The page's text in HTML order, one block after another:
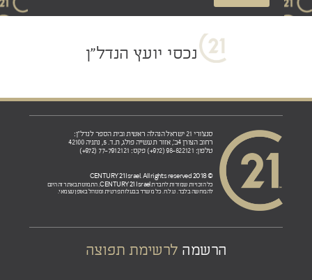
נכסי יועץ הנדל"ן
סנצ'ורי 21 ישראל הנהלה ראשית ובית הספר לנדל"ן:
רחוב הצורן 4ב', אזור תעשייה פולג, ת.ד. 5, נתניה 42100
טלפון: 98-822121 (972+) פקס: 77-7912121 (972+)
© 2018 CENTURY 21 Israel. All rights reserved
כל הזכויות שמורות לחברת CENTURY 21 Israel. התמונות באתר זה הינם
להמחשה בלבד. ט.ל.ח. כל משרד בבעלות פרטית ומנוהל באופן עצמאי.
הרשמה לרשימת תפוצה